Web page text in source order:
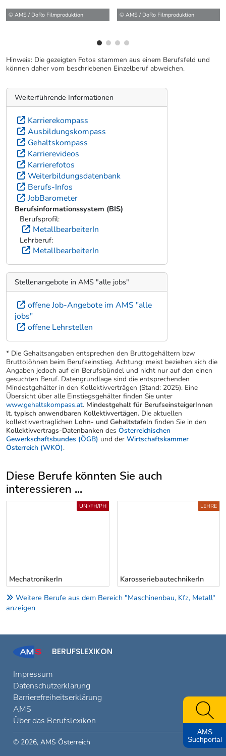
© AMS / DoRo Filmproduktion © AMS / DoRo Filmproduktion
Hinweis: Die gezeigten Fotos stammen aus einem Berufsfeld und
können daher vom beschriebenen Einzelberuf abweichen.
Weiterführende Informationen
Karrierekompass
Ausbildungskompass
Gehaltskompass
Karrierevideos
Karrierefotos
Weiterbildungsdatenbank
Berufs-Infos
JobBarometer
Berufsinformationssystem (BIS)
Berufsprofil:
MetallbearbeiterIn
Lehrberuf:
MetallbearbeiterIn
Stellenangebote in AMS "alle jobs"
offene Job-Angebote im AMS "alle
jobs"
offene Lehrstellen
* Die Gehaltsangaben entsprechen den Bruttogehältern bzw
Bruttolöhnen beim Berufseinstieg. Achtung: meist beziehen sich die
Angaben jedoch auf ein Berufsbündel und nicht nur auf den einen
gesuchten Beruf. Datengrundlage sind die entsprechenden
Mindestgehälter in den Kollektivverträgen (Stand: 2025). Eine
Übersicht über alle Einstiegsgehälter finden Sie unter
www.gehaltskompass.at. Mindestgehalt für BerufseinsteigerInnen
lt. typisch anwendbaren Kollektivvertägen. Die aktuellen
kollektivvertraglichen Lohn- und Gehaltstafeln finden Sie in den
Kollektivvertrags-Datenbanken des Österreichischen
Gewerkschaftsbundes (ÖGB) und der Wirtschaftskammer
Österreich (WKÖ).
Diese Berufe könnten Sie auch
interessieren ...
Uber weitere Berufsvorschläge
KarosseriebautechnikerIn
LEHRE
FahrzeugelektronikerIn
UNI/FH/PH
Weitere Berufe aus dem Bereich "Maschinenbau, Kfz, Metall"
anzeigen
BERUFSLEXIKON
Impressum
Datenschutzerklärung
Barrierefreiheitserklärung
AMS
Über das Berufslexikon
© 2026, AMS Österreich
AMS
Suchportal